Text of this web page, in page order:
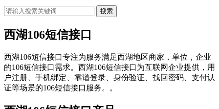
搜索
西湖106短信接口
西湖106短信接口专注为服务满足西湖地区商家，单位，企业
的106短信接口需求。西湖106短信接口为互联网企业提供，用
户注册、手机绑定、靠谱登录、身份验证、找回密码、支付认
证等场景的106短信接口服务。。